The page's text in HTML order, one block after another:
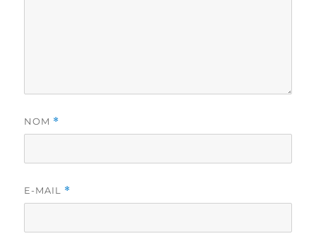
NOM *
E-MAIL *